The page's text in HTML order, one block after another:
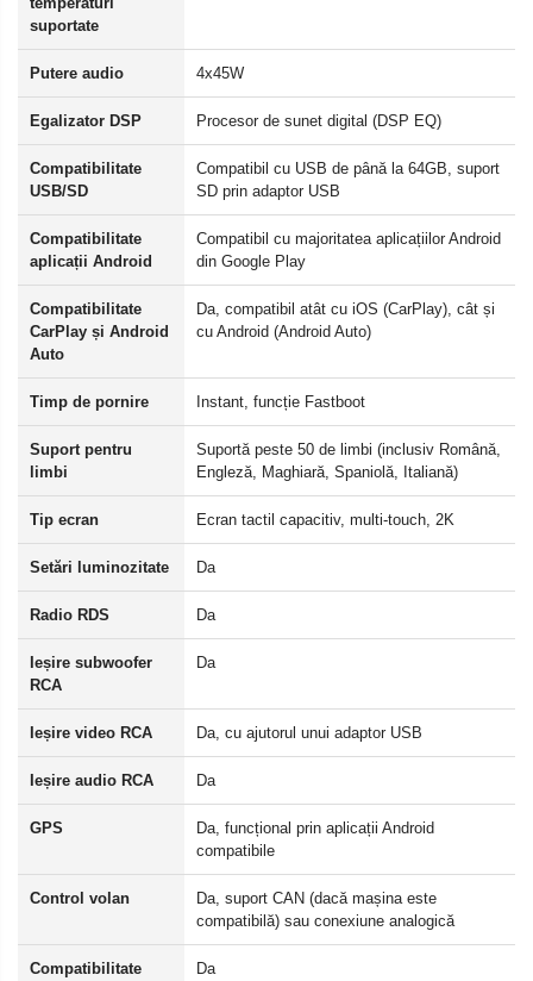
suportate
Putere audio 4x45W
Egalizator DSP Procesor de sunet digital (DSP EQ)
Compatibilitate
USB/SD
Compatibil cu USB de până la 64GB, suport
SD prin adaptor USB
Compatibilitate
aplicații Android
Compatibil cu majoritatea aplicațiilor Android
din Google Play
Compatibilitate
CarPlay și Android
Auto
Da, compatibil atât cu iOS (CarPlay), cât și
cu Android (Android Auto)
Timp de pornire Instant, funcție Fastboot
Suport pentru
limbi
Suportă peste 50 de limbi (inclusiv Română,
Engleză, Maghiară, Spaniolă, Italiană)
Tip ecran Ecran tactil capacitiv, multi-touch, 2K
Setări luminozitate Da
Radio RDS Da
Ieșire subwoofer
RCA
Da
Ieșire video RCA Da, cu ajutorul unui adaptor USB
Ieșire audio RCA Da
GPS
Da, funcțional prin aplicații Android
compatibile
Control volan
Da, suport CAN (dacă mașina este
compatibilă) sau conexiune analogică
Compatibilitate
Da